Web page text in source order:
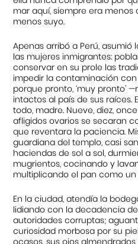
mar aquí, siempre era menos
menos suyo.
Apenas arribó a Perú, asumió
las mujeres inmigrantes:
conservar en su prole las
impedir la contaminación
porque pronto, ‘muy pronto’
intactos al país de sus raíces.
todo, madre. Nueve, diez,
afligidos ovarios se secaran
que reventara la paciencia.
guardiana del templo, casi
haciendas de sol a sol,
mugrientos, cocinando y
multiplicando el pan como un
En la ciudad, atendía la
lidiando con la decadencia
autoridades corruptas;
curiosidad morbosa por su